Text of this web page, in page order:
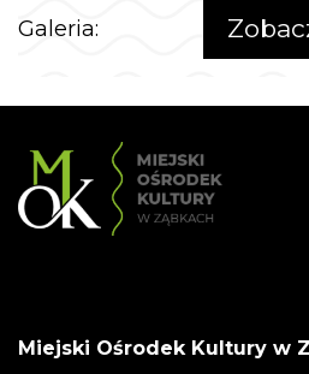
Galeria:
Miejski Ośrodek Kultury w